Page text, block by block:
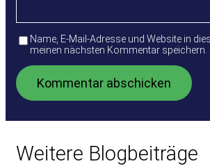
Name, E-Mail-Adresse und Website in
meinen nächsten Kommentar speichern.
Weitere Blogbeiträge